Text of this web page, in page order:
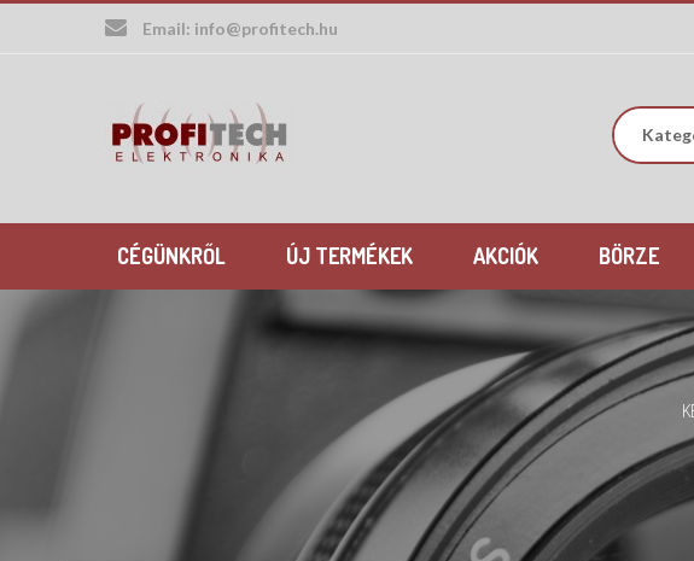
Email: info@profitech.hu
CÉGÜNKRŐL ÚJ TERMÉKEK AKCIÓK BÖRZE